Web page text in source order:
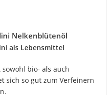
Nelkenblütenöl
als Lebensmittel
bio- als auch
sich so gut zum Verfeinern